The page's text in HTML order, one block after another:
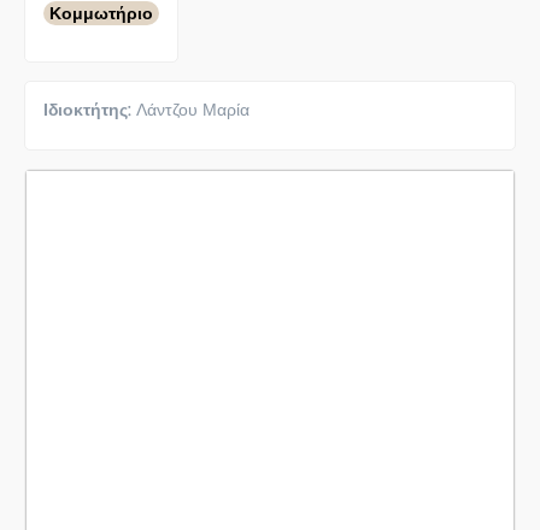
Κομμωτήριο
Ιδιοκτήτης: Λάντζου Μαρία